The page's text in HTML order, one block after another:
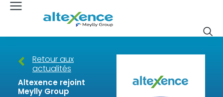
Retour aux
actualités
Altexence rejoint
Meylly Group